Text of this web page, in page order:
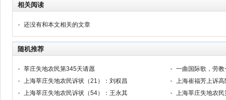
相关阅读
还没有和本文相关的文章
随机推荐
莘庄失地农民第345天请愿
一曲国际歌，劳教
上海莘庄失地农民诉状（21）：刘权昌
上海崔福芳上诉
上海莘庄失地农民诉状（54）：王永其
上海莘庄失地农